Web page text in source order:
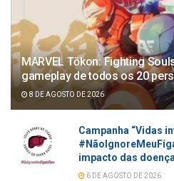
MARVEL Tōkon: Fighting
gameplay de todos os 20
8 DE AGOSTO DE 2026
Campanha “Vidas
impacto das
6 DE AGOSTO DE 2026